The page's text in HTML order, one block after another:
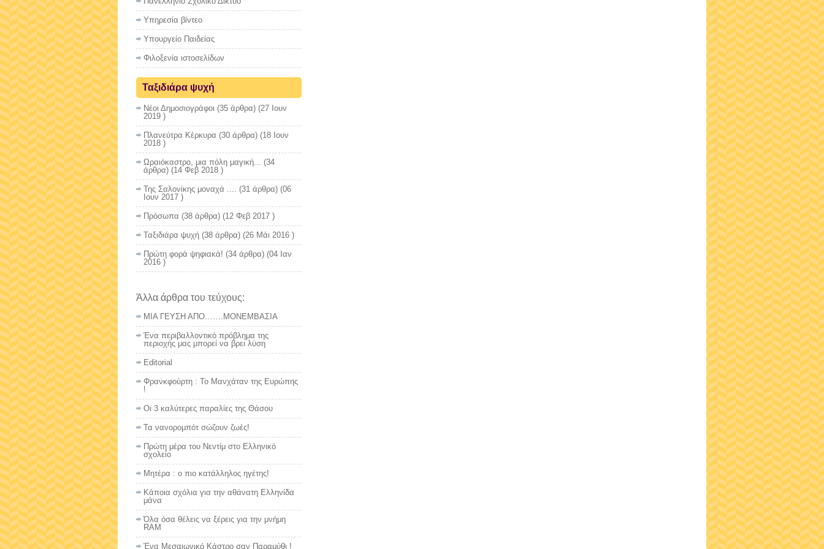
Υπηρεσία βίντεο
Υπουργείο Παιδείας
Φιλοξενία ιστοσελίδων
Ταξιδιάρα ψυχή
Νέοι Δημοσιογράφοι (35 άρθρα) (27 Ιουν
2019 )
Πλανεύτρα Κέρκυρα (30 άρθρα) (18 Ιουν
2018 )
Ωραιόκαστρο, μια πόλη μαγική...
(34
άρθρα) (14 Φεβ 2018 )
Της Σαλονίκης μοναχά ....
(31 άρθρα) (06
Ιουν 2017 )
Πρόσωπα (38 άρθρα) (12 Φεβ 2017 )
Ταξιδιάρα ψυχή (38 άρθρα) (26 Μάι 2016 )
Πρώτη φορά ψηφιακά! (34 άρθρα) (04 Ιαν
2016 )
Άλλα άρθρα του τεύχους:
ΜΙΑ ΓΕΥΣΗ ΑΠΟ…….ΜΟΝΕΜΒΑΣΙΑ
Ένα περιβαλλοντικό πρόβλημα της
περιοχής μας μπορεί να βρει λύση
Editorial
Φρανκφούρτη : Το Μανχάταν της Ευρώπης
!
Οι 3 καλύτερες παραλίες της Θάσου
Τα νανορομπότ σώζουν ζωές!
Πρώτη μέρα του Νεντίμ στο Ελληνικό
σχολείο
Μητέρα : ο πιο κατάλληλος ηγέτης!
Κάποια σχόλια για την αθάνατη Ελληνίδα
μάνα
Όλα όσα θέλεις να ξέρεις για την μνήμη
RAM
Ένα Μεσαιωνικό Κάστρο σαν Παραμύθι !